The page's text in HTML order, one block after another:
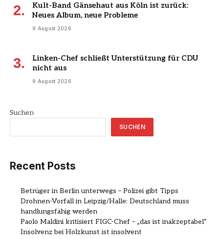
Kult-Band Gänsehaut aus Köln ist zurück:
Neues Album, neue Probleme
9 August 2026
Linken-Chef schließt Unterstützung für CDU
nicht aus
9 August 2026
Suchen
SUCHEN
Recent Posts
Betrüger in Berlin unterwegs – Polizei gibt Tipps
Drohnen-Vorfall in Leipzig/Halle: Deutschland muss
handlungsfähig werden
Paolo Maldini kritisiert FIGC-Chef – „das ist inakzeptabel“
Insolvenz bei Holzkunst ist insolvent